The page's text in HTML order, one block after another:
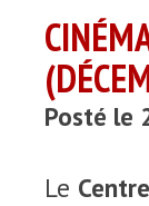
Posté le
Le